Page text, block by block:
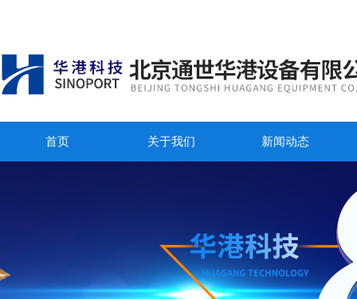
首页 关于我们 新闻动态